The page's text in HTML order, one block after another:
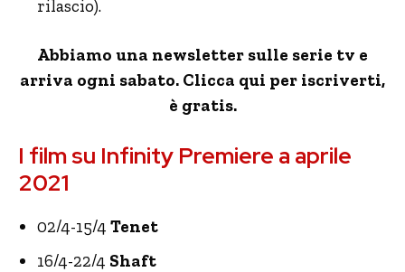
rilascio).
Abbiamo una newsletter sulle serie tv e
arriva ogni sabato. Clicca qui per iscriverti,
è gratis.
I film su Infinity Premiere a aprile
2021
02/4-15/4 Tenet
16/4-22/4 Shaft